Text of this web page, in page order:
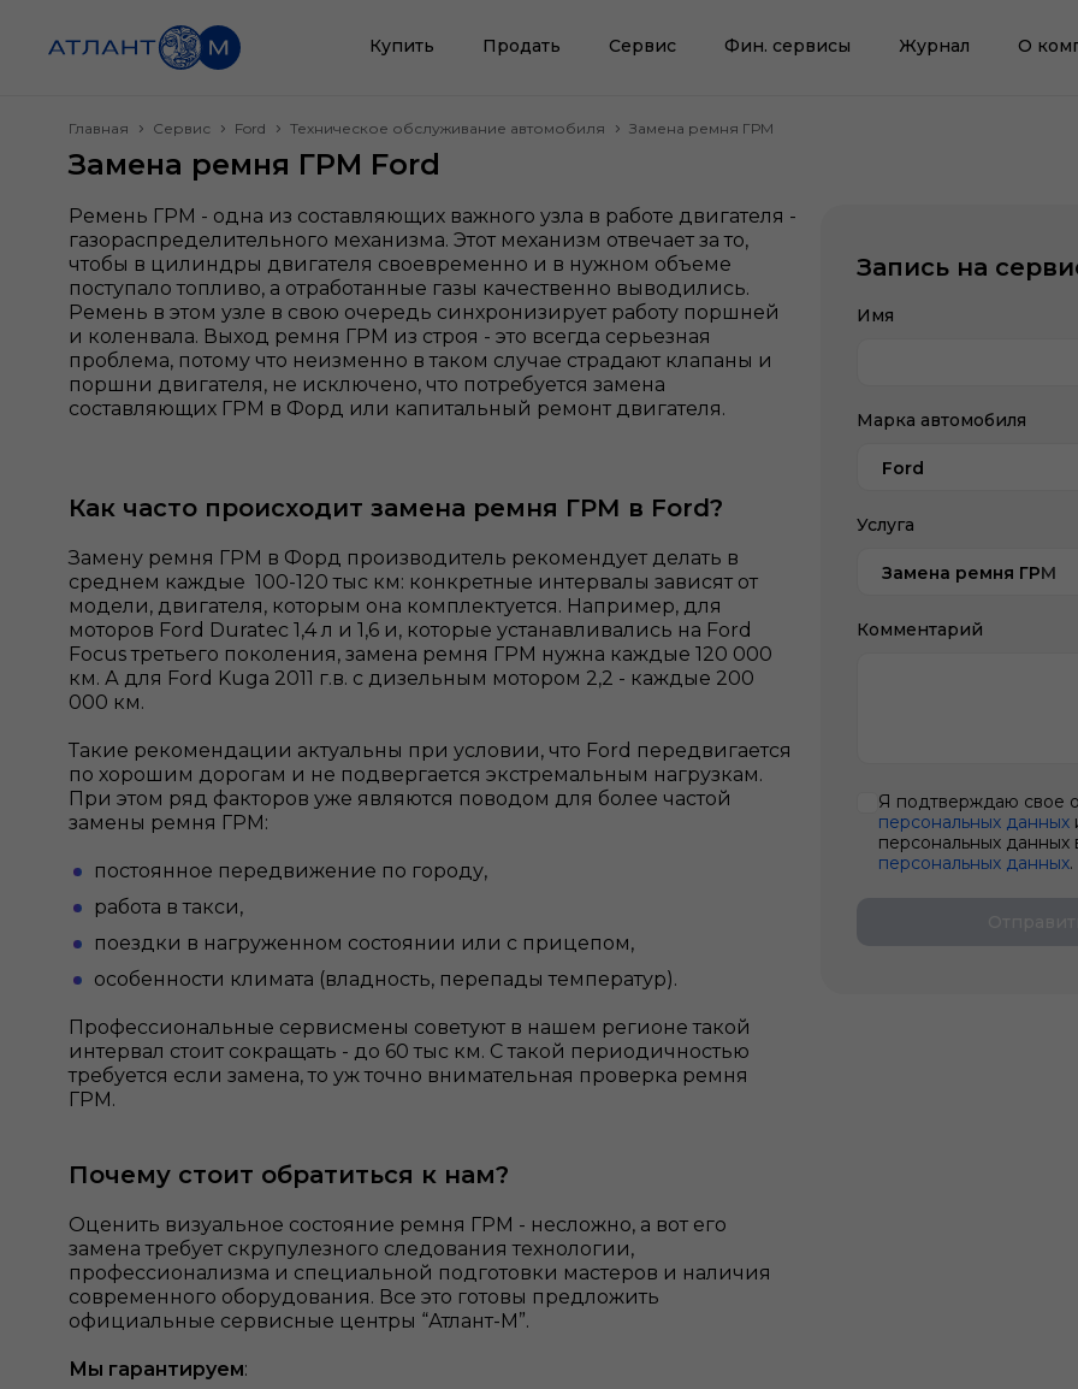
Купить Продать Сервис Фин. сервисы Журнал О
Главная Сервис Ford Техническое обслуживание автомобиля Замена ремня ГРМ
Замена ремня ГРМ Ford
Ремень ГРМ - одна из составляющих важного узла в работе двигателя -
газораспределительного механизма. Этот механизм отвечает за то,
чтобы в цилиндры двигателя своевременно и в нужном объеме
поступало топливо, а отработанные газы качественно выводились.
Ремень в этом узле в свою очередь синхронизирует работу поршней
и коленвала. Выход ремня ГРМ из строя - это всегда серьезная
проблема, потому что неизменно в таком случае страдают клапаны и
поршни двигателя, не исключено, что потребуется замена
составляющих ГРМ в Форд или капитальный ремонт двигателя.
Как часто происходит замена ремня ГРМ в Ford?
Замену ремня ГРМ в Форд производитель рекомендует делать в
среднем каждые 100-120 тыс км: конкретные интервалы зависят от
модели, двигателя, которым она комплектуется. Например, для
моторов Ford Duratec 1,4 л и 1,6 и, которые устанавливались на Ford
Focus третьего поколения, замена ремня ГРМ нужна каждые 120 000
км. А для Ford Kuga 2011 г.в. с дизельным мотором 2,2 - каждые 200
000 км.
Такие рекомендации актуальны при условии, что Ford передвигается
по хорошим дорогам и не подвергается экстремальным нагрузкам.
При этом ряд факторов уже являются поводом для более частой
замены ремня ГРМ:
постоянное передвижение по городу,
работа в такси,
поездки в нагруженном состоянии или с прицепом,
особенности климата (владность, перепады температур).
Профессиональные сервисмены советуют в нашем регионе такой
интервал стоит сокращать - до 60 тыс км. С такой периодичностью
требуется если замена, то уж точно внимательная проверка ремня
ГРМ.
Почему стоит обратиться к нам?
Оценить визуальное состояние ремня ГРМ - несложно, а вот его
замена требует скрупулезного следования технологии,
профессионализма и специальной подготовки мастеров и наличия
современного оборудования. Все это готовы предложить
официальные сервисные центры “Атлант-М”.
Мы гарантируем:
Запись на
Имя
Марка автомобиля
Ford
Услуга
Замена ремня ГРМ
Комментарий
Я подтверждаю свое
персональных данных
персональных данных
персональных данных.